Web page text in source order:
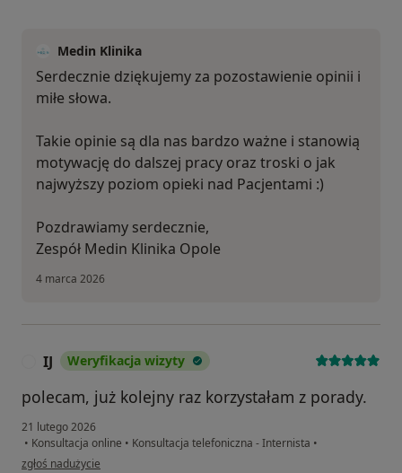
Medin Klinika
Serdecznie dziękujemy za pozostawienie opinii i
miłe słowa.
Takie opinie są dla nas bardzo ważne i stanowią
motywację do dalszej pracy oraz troski o jak
najwyższy poziom opieki nad Pacjentami :)
Pozdrawiamy serdecznie,
Zespół Medin Klinika Opole
4 marca 2026
IJ Weryfikacja wizyty
polecam, już kolejny raz korzystałam z porady.
21 lutego 2026
• Konsultacja online • Konsultacja telefoniczna - Internista •
w opinii użytkownika IJ
zgłoś nadużycie